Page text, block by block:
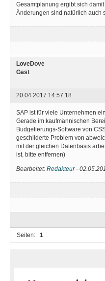
Gesamtplanung ergibt sich
Änderungen sind natürlich auch
LoveDove
Gast
20.04.2017 14:57:18
SAP ist für viele Unternehmen
Gerade im kaufmännischen
Budgetierungs-Software von
geschilderte Problem von
mit der gleichen Datenbasis
ist, bitte entfernen)
Bearbeitet: Redakteur-
Seiten: 1